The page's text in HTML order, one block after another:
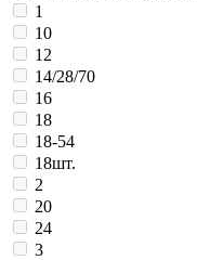
1
10
12
14/28/70
16
18
18-54
18шт.
2
20
24
3